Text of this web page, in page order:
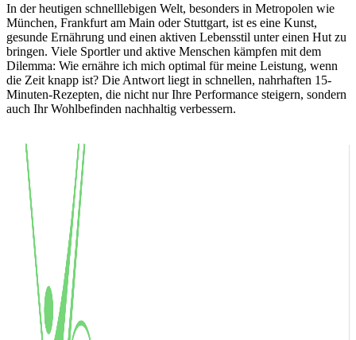
In der heutigen schnelllebigen Welt, besonders in Metropolen wie
München, Frankfurt am Main oder Stuttgart, ist es eine Kunst,
gesunde Ernährung und einen aktiven Lebensstil unter einen Hut zu
bringen. Viele Sportler und aktive Menschen kämpfen mit dem
Dilemma: Wie ernähre ich mich optimal für meine Leistung, wenn
die Zeit knapp ist? Die Antwort liegt in schnellen, nahrhaften 15-
Minuten-Rezepten, die nicht nur Ihre Performance steigern, sondern
auch Ihr Wohlbefinden nachhaltig verbessern.